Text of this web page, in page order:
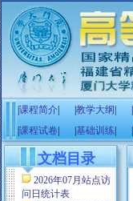
课程简介 教学大纲
课程试卷 基础训练
文档目录
2026年07月站点访
问日统计表